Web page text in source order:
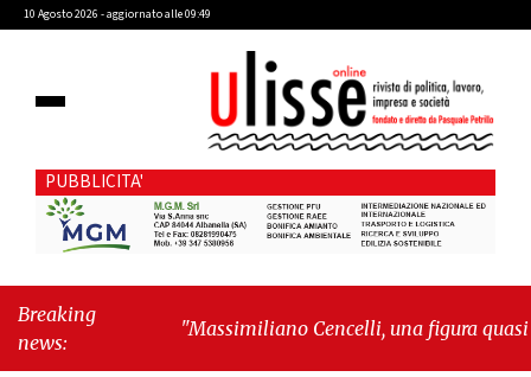
10 Agosto 2026 - aggiornato alle 09:49
PUBBLICITA'
Breaking
news:
"Massimiliano Cencelli, una figura quasi